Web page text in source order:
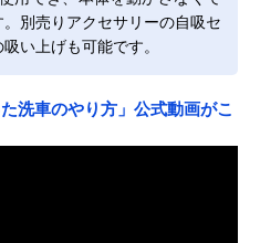
別売りアクセサリーの自吸セ
い上げも可能です。
洗車のやり方」公式動画がこ